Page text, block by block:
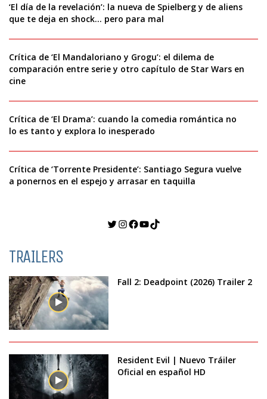
‘El día de la revelación’: la nueva de Spielberg y de aliens
que te deja en shock… pero para mal
Crítica de ‘El Mandaloriano y Grogu’: el dilema de
comparación entre serie y otro capítulo de Star Wars en
cine
Crítica de ‘El Drama’: cuando la comedia romántica no
lo es tanto y explora lo inesperado
Crítica de ‘Torrente Presidente’: Santiago Segura vuelve
a ponernos en el espejo y arrasar en taquilla
Twitter
Instagram
Facebook
YouTube
TikTok
TRAILERS
Fall 2: Deadpoint (2026) Trailer 2
Resident Evil | Nuevo Tráiler
Oficial en español HD